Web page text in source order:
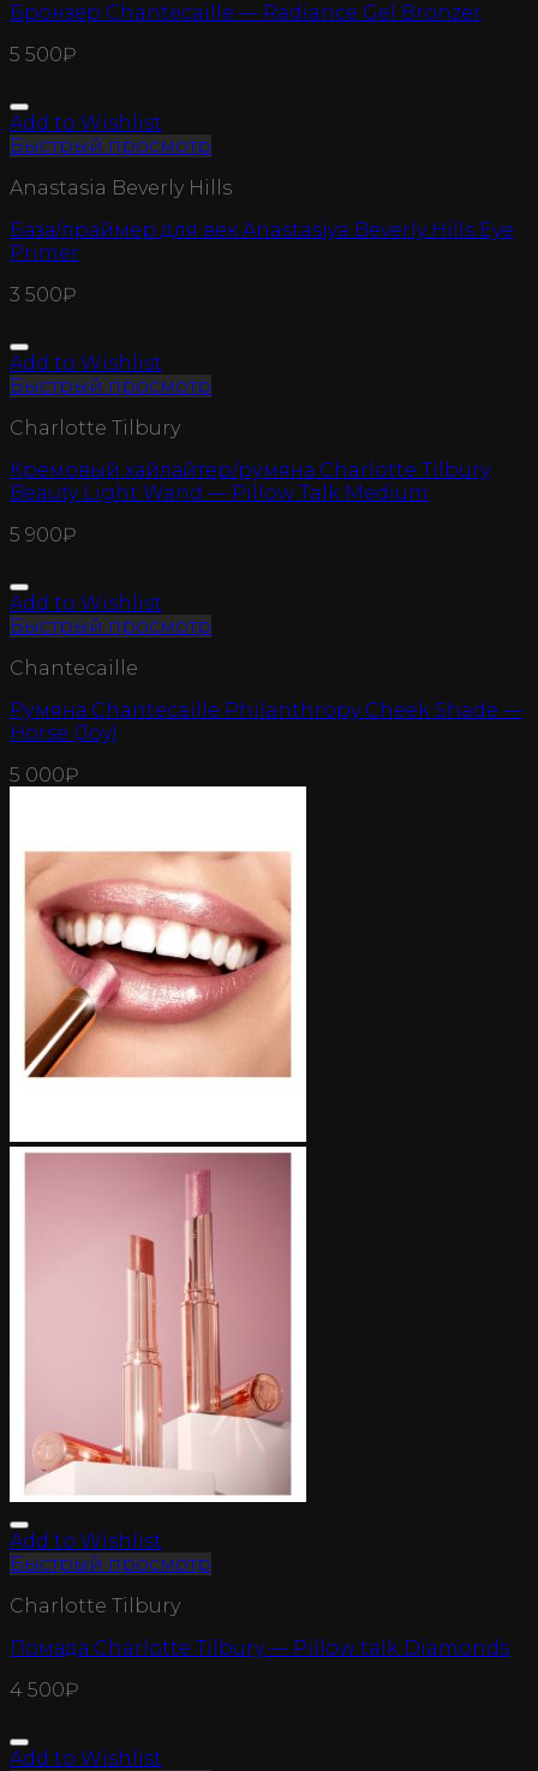
Бронзер Chantecaille — Radiance Gel Bronzer
5 500₽
Add to Wishlist
Быстрый просмотр
Anastasia Beverly Hills
База/праймер для век Anastasiya Beverly Hills Eye
Primer
3 500₽
Add to Wishlist
Быстрый просмотр
Charlotte Tilbury
Кремовый хайлайтер/румяна Charlotte Tilbury
Beauty Light Wand — Pillow Talk Medium
5 900₽
Add to Wishlist
Быстрый просмотр
Chantecaille
Румяна Chantecaille Philanthropy Cheek Shade —
Horse (Joy)
5 000₽
Add to Wishlist
Быстрый просмотр
Charlotte Tilbury
Помада Charlotte Tilbury — Pillow talk Diamonds
4 500₽
Add to Wishlist